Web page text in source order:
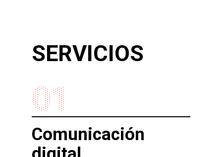
SERVICIOS
01
Comunicación